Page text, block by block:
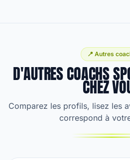
📍 Autres
D'AUTRES COACHS
CHEZ
Comparez les profils, lisez les
correspond à